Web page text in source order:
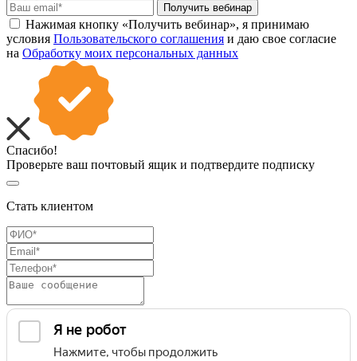
Получить вебинар
Нажимая кнопку «Получить вебинар», я принимаю
условия Пользовательского соглашения и даю свое согласие
на Обработку моих персональных данных
Спасибо!
Проверьте ваш почтовый ящик и подтвердите подписку
Стать клиентом